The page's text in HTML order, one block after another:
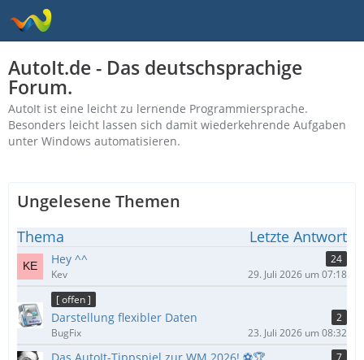
AutoIt.de - Das deutschsprachige
Forum.
AutoIt ist eine leicht zu lernende Programmiersprache.
Besonders leicht lassen sich damit wiederkehrende Aufgaben
unter Windows automatisieren.
Ungelesene Themen
Thema Letzte Antwort
Hey ^^
24
Kev
29. Juli 2026 um 07:18
[ offen ]
Darstellung flexibler Daten
2
BugFix
23. Juli 2026 um 08:32
7